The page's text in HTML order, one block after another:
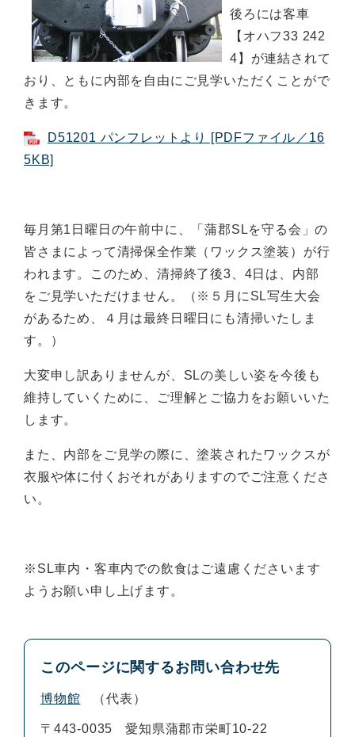
後ろには客車
【オハフ33 242
4】が連結されて
おり、ともに内部を自由にご見学いただくことがで
きます。
D51201 パンフレットより [PDFファイル／16
5KB]
毎月第1日曜日の午前中に、「蒲郡SLを守る会」の
皆さまによって清掃保全作業（ワックス塗装）が行
われます。このため、清掃終了後3、4日は、内部
をご見学いただけません。（※５月にSL写生大会
があるため、４月は最終日曜日にも清掃いたしま
す。）
大変申し訳ありませんが、SLの美しい姿を今後も
維持していくために、ご理解とご協力をお願いいた
します。
また、内部をご見学の際に、塗装されたワックスが
衣服や体に付くおそれがありますのでご注意くださ
い。
※SL車内・客車内での飲食はご遠慮くださいます
ようお願い申し上げます。
このページに関するお問い合わせ先
博物館 代表
〒443-0035
愛知県蒲郡市栄町10-22